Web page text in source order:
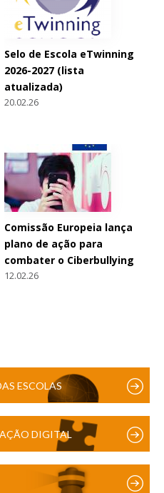
Selo de Escola eTwinning
2026-2027 (lista
atualizada)
20.02.26
Comissão Europeia lança
plano de ação para
combater o Ciberbullying
12.02.26
ESCOLAS
DIGITAL